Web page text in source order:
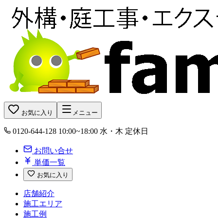
お気に入り メニュー
0120-644-128 10:00~18:00 水・木 定休日
お問い合せ
単価一覧
お気に入り
店舗紹介
施工エリア
施工例